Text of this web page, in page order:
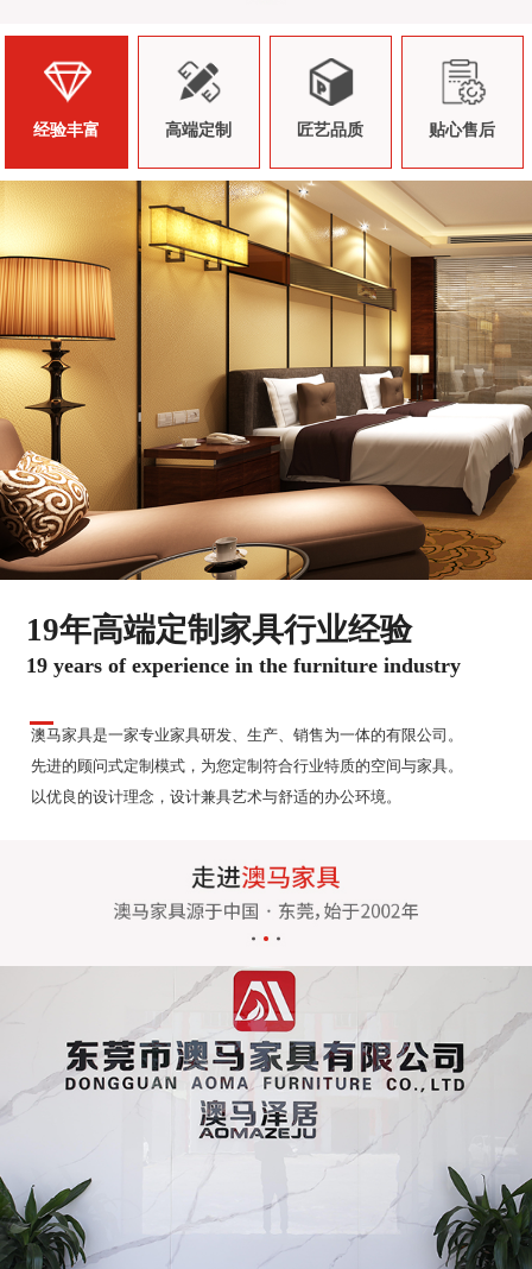
经验丰富 高端定制 匠艺品质 贴心售后
19年高端定制家具行业经验
19 years of experience in the furniture industry
澳马家具是一家专业家具研发、生产、销售为一体的有限公司。
先进的顾问式定制模式，为您定制符合行业特质的空间与家具。
以优良的设计理念，设计兼具艺术与舒适的办公环境。